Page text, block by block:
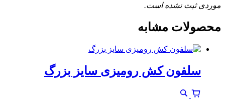
موردی ثبت نشده است.
محصولات مشابه
سلفون کش رومیزی سایز بزرگ